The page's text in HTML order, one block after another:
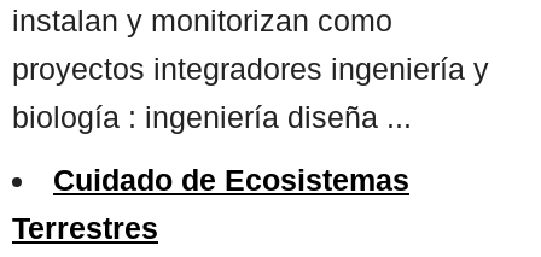
instalan y monitorizan como
proyectos integradores ingeniería y
biología : ingeniería diseña ...
Cuidado de Ecosistemas
Terrestres